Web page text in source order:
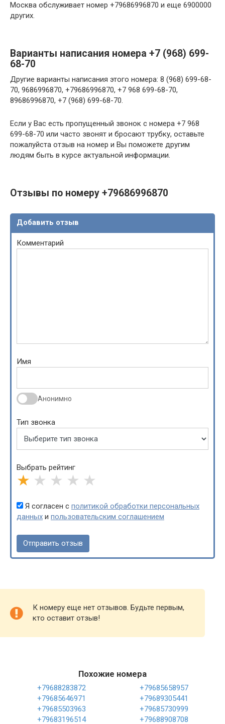
Москва обслуживает номер +79686996870 и еще 6900000
других.
Варианты написания номера +7 (968) 699-
68-70
Другие варианты написания этого номера: 8 (968) 699-68-
70, 9686996870, +79686996870, +7 968 699-68-70,
89686996870, +7 (968) 699-68-70.
Если у Вас есть пропущенный звонок с номера +7 968
699-68-70 или часто звонят и бросают трубку, оставьте
пожалуйста отзыв на номер и Вы поможете другим
людям быть в курсе актуальной информации.
Отзывы по номеру +79686996870
Добавить отзыв
Комментарий
Имя
Анонимно
Тип звонка
Выбрать рейтинг
★ ★ ★ ★ ★
Я согласен с политикой обработки персональных
данных и пользовательским соглашением
К номеру еще нет отзывов. Будьте первым,
кто оставит отзыв!
Похожие номера
+79688283872
+79685658957
+79685646971
+79689305441
+79685503963
+79685730999
+79683196514
+79688908708